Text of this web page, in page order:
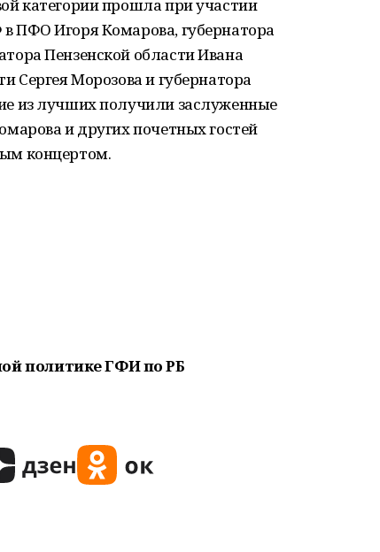
категории прошла при участии
ПФО Игоря Комарова, губернатора
Пензенской области Ивана
Сергея Морозова и губернатора
из лучших получили заслуженные
и других почетных гостей
концертом.
политике ГФИ по РБ